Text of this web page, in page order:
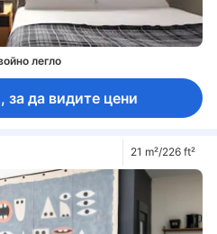
легло
за да видите цени
21 m²/226 ft²